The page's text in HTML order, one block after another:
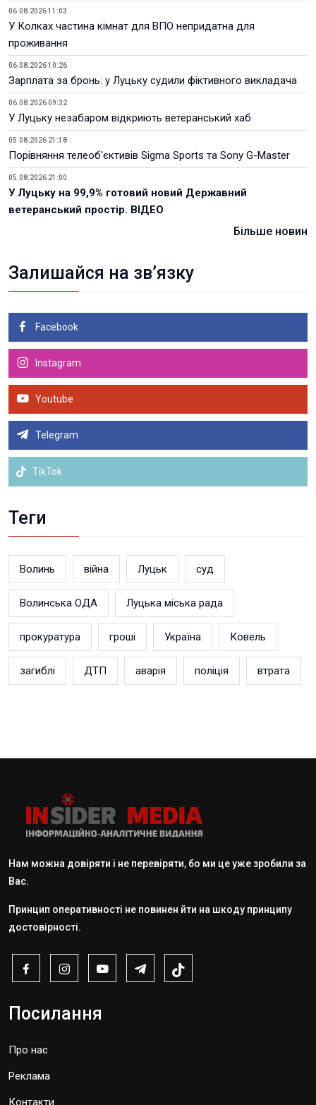
06.08.2026 11:03
У Колках частина кімнат для ВПО непридатна для
проживання
06.08.2026 10:26
Зарплата за бронь: у Луцьку судили фіктивного викладача
06.08.2026 09:32
У Луцьку незабаром відкриють ветеранський хаб
05.08.2026 21:18
Порівняння телеоб'єктивів Sigma Sports та Sony G-Master
05.08.2026 21:00
У Луцьку на 99,9% готовий новий Державний
ветеранський простір. ВІДЕО
Більше новин
Залишайся на зв’язку
Facebook
Instagram
Youtube
Telegram
TikTok
Теги
Волинь війна Луцьк суд
Волинська ОДА Луцька міська рада
прокуратура гроші Україна Ковель
загиблі ДТП аварія поліція втрата
Нам можна довіряти і не перевіряти, бо ми це уже зробили за
Вас.
Принцип оперативності не повинен йти на шкоду принципу
достовірності.
Посилання
Про нас
Реклама
Контакти